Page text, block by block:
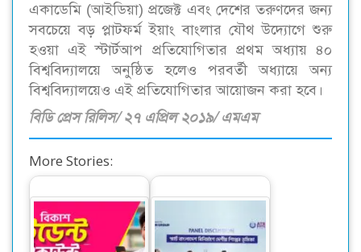
একাডেমি (আইডিয়া) প্রজেক্ট এবং দেশের তরুণদের জন্য
সবচেয়ে বড় প্লাটফর্ম ইয়াং বাংলার যৌথ উদ্যোগে শুরু
হওয়া এই স্টার্টআপ প্রতিযোগিতার প্রথম অধ্যায় ৪০
বিশ্ববিদ্যালয়ে অনুষ্ঠিত হলেও পরবর্তী অধ্যায়ে অন্য
বিশ্ববিদ্যালয়েও এই প্রতিযোগিতার আয়োজন করা হবে।
বিডি প্রেস রিলিস/ ২৭ এপ্রিল ২০১৯/ এমএম
More Stories: